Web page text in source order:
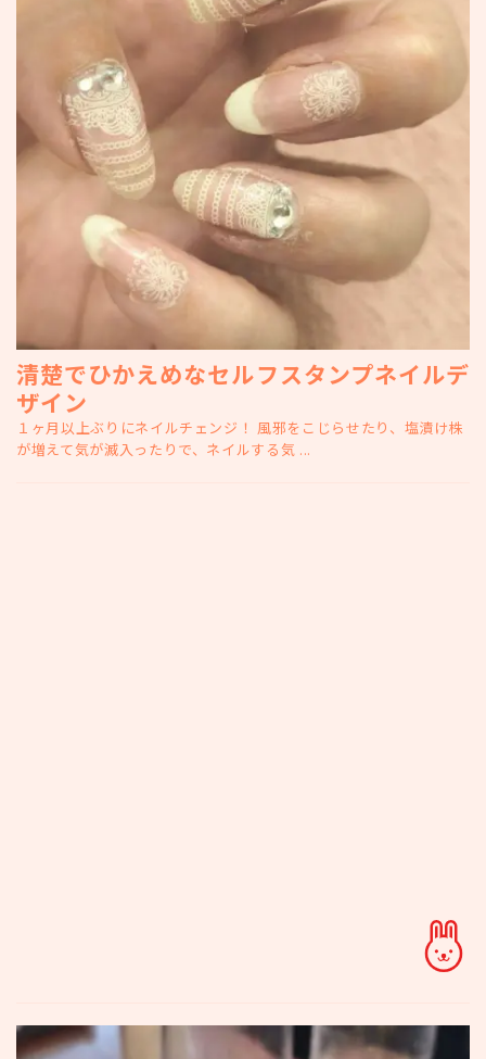
清楚でひかえめなセルフスタンプネイルデ
ザイン
１ヶ月以上ぶりにネイルチェンジ！ 風邪をこじらせたり、塩漬け株
が増えて気が滅入ったりで、ネイルする気 ...